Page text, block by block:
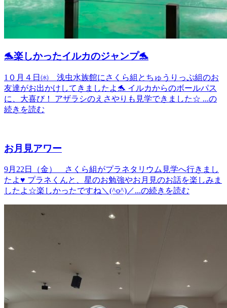
🐬楽しかったイルカのジャンプ🐬
1０月４日㈬ 浅虫水族館にさくら組とちゅうりっぷ組のお
友達がお出かけしてきましたよ🐬 イルカからのボールパス
に、大喜び！ アザラシのえさやりも見学できました☆ ...の
続きを読む
お月見アワー
9月22日（金） さくら組がプラネタリウム見学へ行きまし
たよ♥ プラネくんと、星のお勉強やお月見のお話を楽しみま
したよ☆楽しかったですね＼(^o^)／...の続きを読む